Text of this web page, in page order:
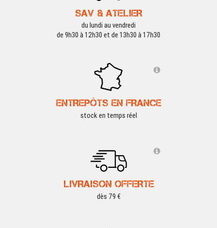
SAV & ATELIER
du lundi au vendredi
de 9h30 à 12h30 et de 13h30 à 17h30
ENTREPÔTS EN FRANCE
stock en temps réel
LIVRAISON OFFERTE
dès 79 €